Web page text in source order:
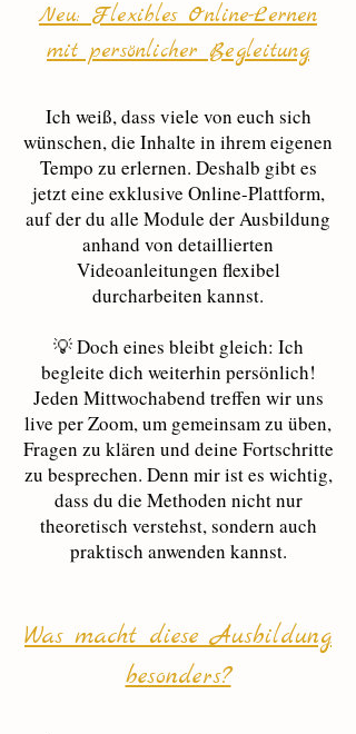
Neu: Flexibles Online-Lernen
mit persönlicher Begleitung
Ich weiß, dass viele von euch sich
wünschen, die Inhalte in ihrem eigenen
Tempo zu erlernen. Deshalb gibt es
jetzt eine exklusive Online-Plattform,
auf der du alle Module der Ausbildung
anhand von detaillierten
Videoanleitungen flexibel
durcharbeiten kannst.
💡 Doch eines bleibt gleich: Ich
begleite dich weiterhin persönlich!
Jeden Mittwochabend treffen wir uns
live per Zoom, um gemeinsam zu üben,
Fragen zu klären und deine Fortschritte
zu besprechen. Denn mir ist es wichtig,
dass du die Methoden nicht nur
theoretisch verstehst, sondern auch
praktisch anwenden kannst.
Was macht diese Ausbildung
besonders?